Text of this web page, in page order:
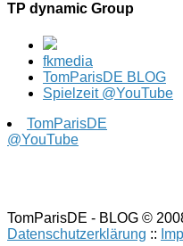
TP dynamic Group
fkmedia
TomParisDE BLOG
Spielzeit @YouTube
TomParisDE
@YouTube
TomParisDE - BLOG ©
Datenschutzerklärung ::